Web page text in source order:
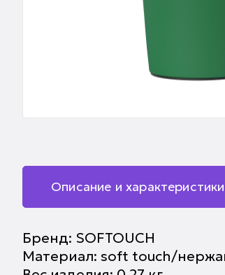
Описание и характеристики
Бренд: SOFTOUCH
Материал: soft touch/